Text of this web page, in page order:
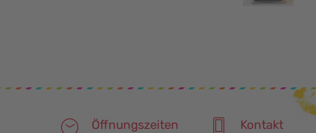
Öffnungszeiten Kontakt